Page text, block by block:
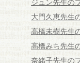
ジュン先生の
大門久恵先生
高橋未樹先生
高橋みち先生
奈緒子先生の